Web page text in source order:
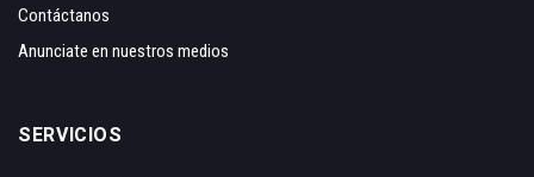
Contáctanos
Anunciate en nuestros medios
SERVICIOS